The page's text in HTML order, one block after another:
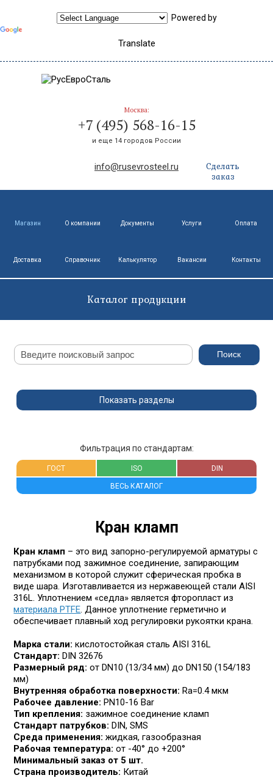
Powered by
Translate
Москва:
+7 (495) 568-16-15
и еще 14 городов России
info@rusevrosteel.ru
Сделать
заказ
Магазин О компании Документы Услуги Оплата
Доставка Справочник Калькулятор Вакансии Контакты
Каталог продукции
Показать разделы
Фильтрация по стандартам:
ГОСТ ISO DIN
ВЕСЬ КАТАЛОГ
Кран кламп
Кран кламп – это вид запорно-регулируемой арматуры с
патрубками под зажимное соедине­ние, запирающим
механизмом в которой служит сферическая пробка в
виде шара. Изготав­ливается из нержавеющей стали AISI
316L. Уплот­нением «седла» является фторопласт из
материала PTFE. Данное уплотнение герметично и
обеспечивает плавный ход регулировки рукоятки крана.
Марка стали: кислотостойкая сталь AISI 316L
Стандарт: DIN 32676
Размерный ряд: от DN10 (13/34 мм) до DN150 (154/183
мм)
Внутренняя обработка поверхности: Ra=0.4 мкм
Рабочее давление: PN10-16 Bar
Тип крепления: зажимное соединение кламп
Стандарт патрубков: DIN, SMS
Среда применения: жидкая, газообразная
Рабочая температура: от -40° до +200°
Минимальный заказ от 5 шт.
Страна производитель: Китай